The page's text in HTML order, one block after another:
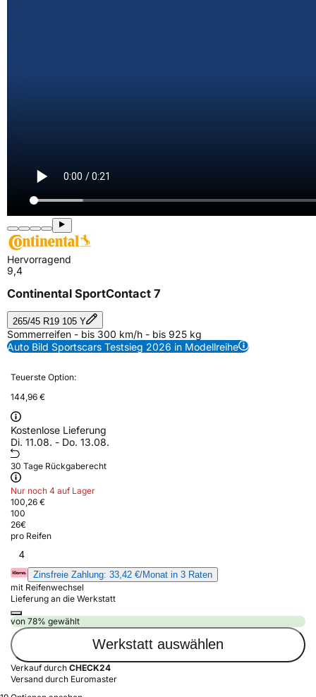
Hervorragend
9,4
Continental SportContact 7
265/45 R19 105 Y
Sommerreifen - bis 300 km/h - bis 925 kg
Auto Bild Sportscars Testsieg 2026 in Modellreihe
Teuerste Option:
144,96 €
Kostenlose Lieferung
Di. 11.08. - Do. 13.08.
30 Tage Rückgaberecht
Nur noch 4 auf Lager
100,26 €
100
26€
pro Reifen
4
Zinsfreie Zahlung: 33,42 €/Monat in 3 Raten
mit Reifenwechsel
Lieferung an die Werkstatt
von 78% gewählt
Werkstatt auswählen
Verkauf durch CHECK24
Versand durch Euromaster